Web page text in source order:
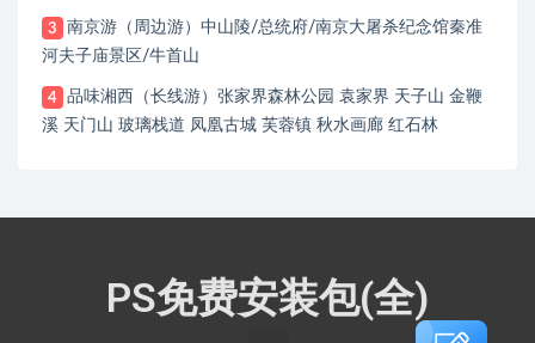
3
南京游（周边游）中山陵/总统府/南京大屠杀纪念馆秦准
河夫子庙景区/牛首山
4
品味湘西（长线游）张家界森林公园 袁家界 天子山 金鞭
溪 天门山 玻璃栈道 凤凰古城 芙蓉镇 秋水画廊 红石林
PS免费安装包(全)